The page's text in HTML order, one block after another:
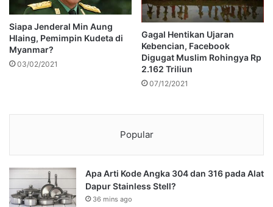
Siapa Jenderal Min Aung
Hlaing, Pemimpin Kudeta di
Myanmar?
03/02/2021
Gagal Hentikan Ujaran
Kebencian, Facebook
Digugat Muslim Rohingya Rp
2.162 Triliun
07/12/2021
Popular
Apa Arti Kode Angka 304 dan 316 pada Alat
Dapur Stainless Stell?
36 mins ago